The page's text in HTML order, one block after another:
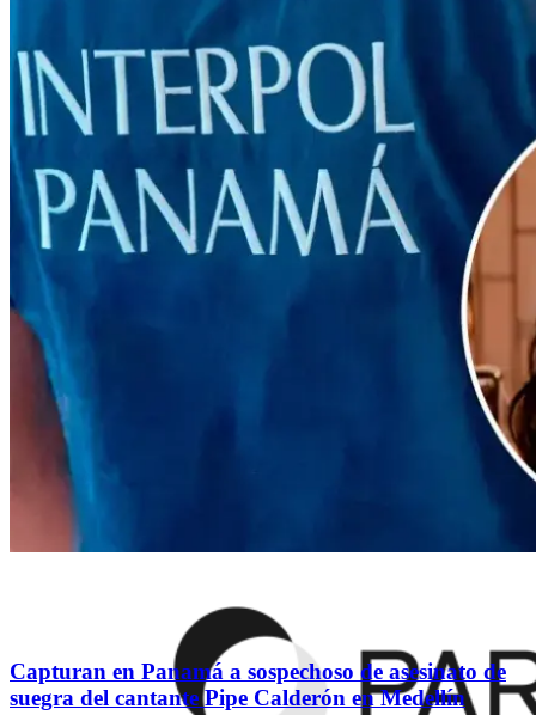
Capturan en Panamá a sospechoso de asesinato de
suegra del cantante Pipe Calderón en Medellín